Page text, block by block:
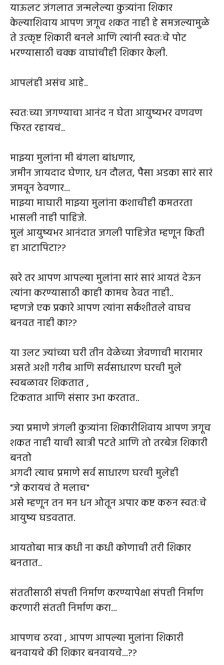
याऊलट जंगलात जन्मलेल्या कुत्र्यांना शिकार
केल्याशिवाय आपण जगूच शकत नाही हे समजल्यामुळे
ते उत्कृष्ट शिकारी बनले आणि त्यांनी स्वतःचे पोट
भरण्यासाठी चक्क वाघांचीही शिकार केली.
आपलंही असंच आहे..
स्वतःच्या जगण्याचा आनंद न घेता आयुष्यभर वणवण
फिरत रहायचं..
माझ्या मुलांना मी बंगला बांधणार,
जमीन जायदाद घेणार, धन दौलत, पैसा अडका सारं सारं
जमवून ठेवणार...
माझ्या माघारी माझ्या मुलांना कशाचीही कमतरता
भासली नाही पाहिजे.
मुलं आयुष्यभर आनंदात जगली पाहिजेत म्हणून किती
हा आटापिटा??
खरे तर आपण आपल्या मुलांना सारं सारं आयतं देऊन
त्यांना करण्यासाठी काही कामच ठेवत नाही..
म्हणजे एक प्रकारे आपण त्यांना सर्कशीतले वाघच
बनवत नाही का??
या उलट ज्यांच्या घरी तीन वेळेच्या जेवणाची मारामार
असते अशी गरीब आणि सर्वसाधारण घरची मुले
स्वबळावर शिकतात ,
टिकतात आणि संसार उभा करतात..
ज्या प्रमाणे जंगली कुत्र्यांना शिकारीशिवाय आपण जगूच
शकत नाही याची खात्री पटते आणि तो तरबेज शिकारी
बनतो
अगदी त्याच प्रमाणे सर्व साधारण घरची मुलेही
"जे करायचं ते मलाच"
असे म्हणून तन मन धन ओतून अपार कष्ट करुन स्वतःचे
आयुष्य घडवतात.
आयतोबा मात्र कधी ना कधी कोणाची तरी शिकार
बनतात..
संततीसाठी संपत्ती निर्माण करण्यापेक्षा संपत्ती निर्माण
करणारी संतती निर्माण करा...
आपणच ठरवा , आपण आपल्या मुलांना शिकारी
बनवायचे की शिकार बनवायचे...??